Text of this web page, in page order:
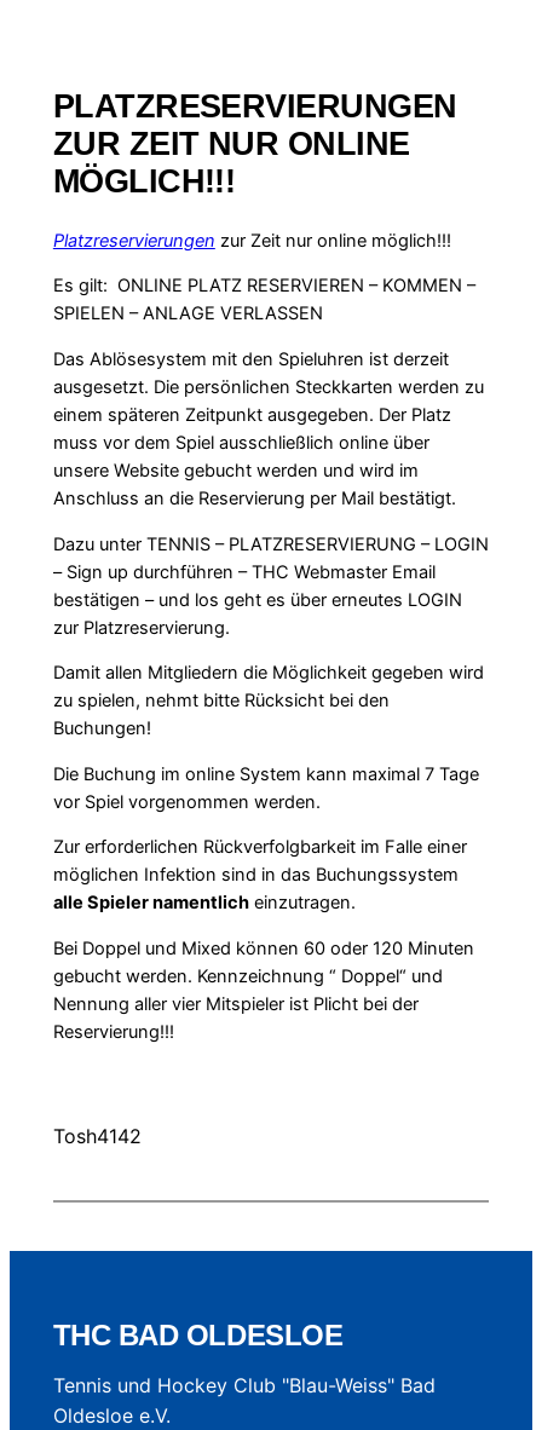
PLATZRESERVIERUNGEN
ZUR ZEIT NUR ONLINE
MÖGLICH!!!
Platzreservierungen zur Zeit nur online möglich!!!
Es gilt: ONLINE PLATZ RESERVIEREN – KOMMEN –
SPIELEN – ANLAGE VERLASSEN
Das Ablösesystem mit den Spieluhren ist derzeit
ausgesetzt. Die persönlichen Steckkarten werden zu
einem späteren Zeitpunkt ausgegeben. Der Platz
muss vor dem Spiel ausschließlich online über
unsere Website gebucht werden und wird im
Anschluss an die Reservierung per Mail bestätigt.
Dazu unter TENNIS – PLATZRESERVIERUNG – LOGIN
– Sign up durchführen – THC Webmaster Email
bestätigen – und los geht es über erneutes LOGIN
zur Platzreservierung.
Damit allen Mitgliedern die Möglichkeit gegeben wird
zu spielen, nehmt bitte Rücksicht bei den
Buchungen!
Die Buchung im online System kann maximal 7 Tage
vor Spiel vorgenommen werden.
Zur erforderlichen Rückverfolgbarkeit im Falle einer
möglichen Infektion sind in das Buchungssystem
alle Spieler namentlicheinzutragen.
Bei Doppel und Mixed können 60 oder 120 Minuten
gebucht werden. Kennzeichnung “ Doppel“ und
Nennung aller vier Mitspieler ist Plicht bei der
Reservierung!!!
Tosh4142
THC BAD OLDESLOE
Tennis und Hockey Club "Blau-Weiss" Bad
Oldesloe e.V.